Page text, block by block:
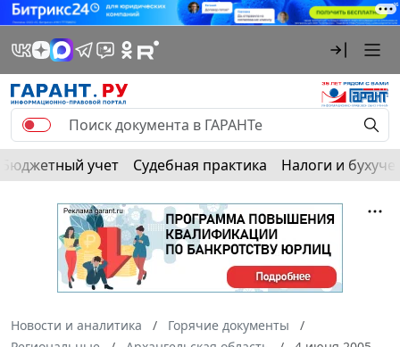
Бюджетный учет Судебная практика Налоги и
Новости и аналитика
Горячие документы